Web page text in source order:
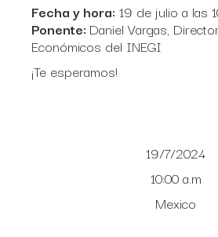
Fecha y hora: 19 de julio a las
Ponente: Daniel Vargas,
Económicos del INEGI
¡Te esperamos!
19/7/2024
10:00 a.m
Mexico